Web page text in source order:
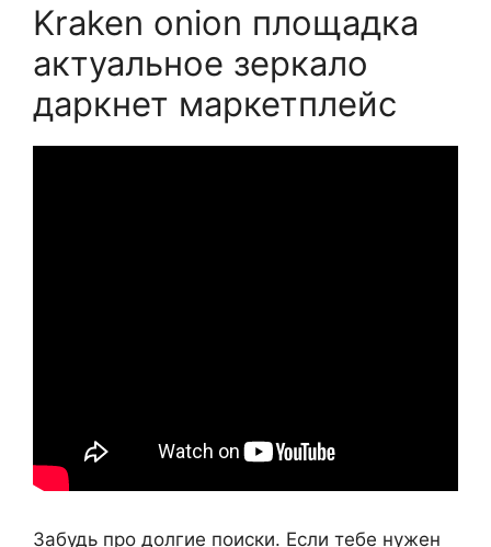
Kraken onion площадка
актуальное зеркало
даркнет маркетплейс
Забудь про долгие поиски. Если тебе нужен